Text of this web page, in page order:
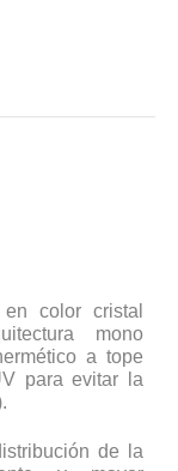
color cristal
mono
a tope
para evitar la
de la